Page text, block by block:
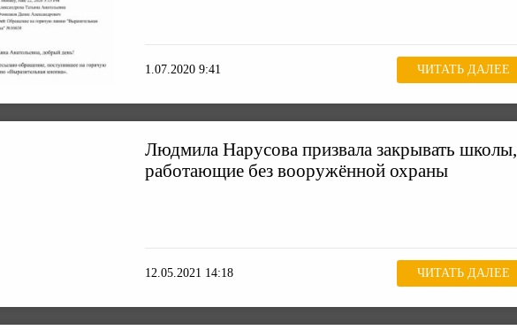
1.07.2020 9:41 ЧИТАТЬ ДАЛЕЕ
Людмила Нарусова призвала закрывать школы,
работающие без вооружённой охраны
12.05.2021 14:18 ЧИТАТЬ ДАЛЕЕ